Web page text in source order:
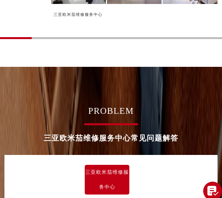
三亚欧米茄维修服务中心
PROBLEM
三亚欧米茄维修服务中心常见问题解答
三亚欧米茄维修服
务中心
